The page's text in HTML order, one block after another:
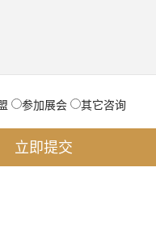
参加展会 其它咨询